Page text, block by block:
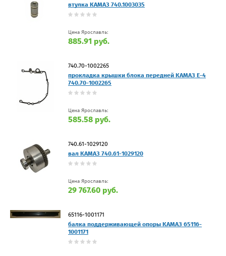
втулка КАМАЗ 740.1003035
Цена Ярославль:
885.91 руб.
740.70-1002265
прокладка крышки блока передней КАМАЗ Е-4
740.70-1002265
Цена Ярославль:
585.58 руб.
740.61-1029120
вал КАМАЗ 740.61-1029120
Цена Ярославль:
29 767.60 руб.
65116-1001171
балка поддерживающей опоры КАМАЗ 65116-
1001171